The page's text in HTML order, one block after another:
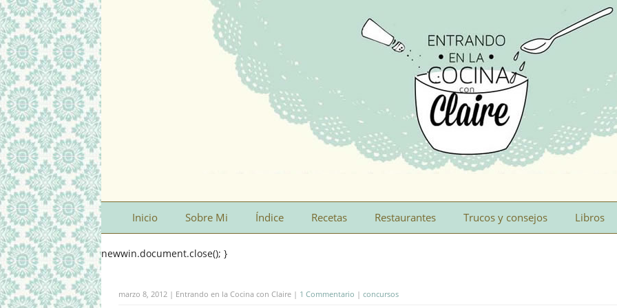
Inicio Sobre Mi Índice Recetas Restaurantes Trucos y consejos Libros
newwin.document.close(); }
marzo 8, 2012 | Entrando en la Cocina con Claire | 1 Commentario | concursos